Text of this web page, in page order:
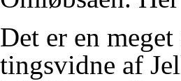
Det er en
tingsvidne af